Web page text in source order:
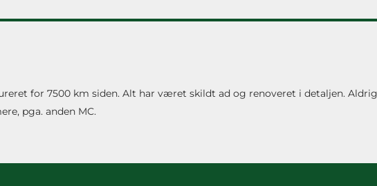
for 7500 km siden. Alt har været skildt ad og renoveret i detaljen. Aldrig
pga. anden MC.